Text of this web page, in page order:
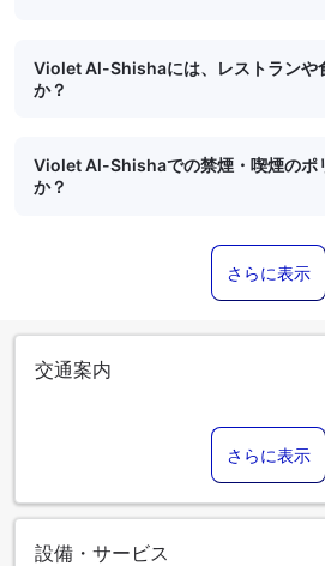
Violet Al-Shishaには、レストランや
か？
Violet Al-Shishaでの禁煙・喫煙のポ
か？
さらに表示
交通案内
さらに表示
設備・サービス